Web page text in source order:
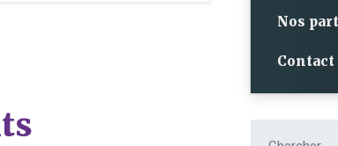
Nos
Contact